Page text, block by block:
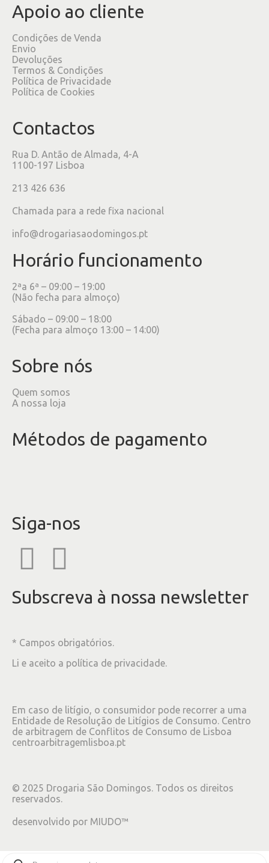
Apoio ao cliente
Condições de Venda
Envio
Devoluções
Termos & Condições
Política de Privacidade
Política de Cookies
Contactos
Rua D. Antão de Almada, 4-A
1100-197 Lisboa
213 426 636
Chamada para a rede fixa nacional
info@drogariasaodomingos.pt
Horário funcionamento
2ªa 6ª – 09:00 – 19:00
(Não fecha para almoço)
Sábado – 09:00 – 18:00
(Fecha para almoço 13:00 – 14:00)
Sobre nós
Quem somos
A nossa loja
Métodos de pagamento
Siga-nos
Subscreva à nossa newsletter
* Campos obrigatórios.
Li e aceito a política de privacidade.
Em caso de litígio, o consumidor pode recorrer a uma
Entidade de Resolução de Litígios de Consumo. Centro
de arbitragem de Conflitos de Consumo de Lisboa
centroarbitragemlisboa.pt
© 2025 Drogaria São Domingos. Todos os direitos
reservados.
desenvolvido por MIUDO™